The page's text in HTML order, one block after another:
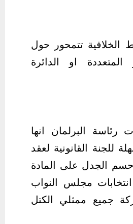
الخلافية تتمحور حول
المتعددة او الدائرة
رئاسة البرلمان انها
للجنة القانونية لعقد
حسم الجدل على المادة
انتخابات مجلس النواب
جميع ممثلي الكتل